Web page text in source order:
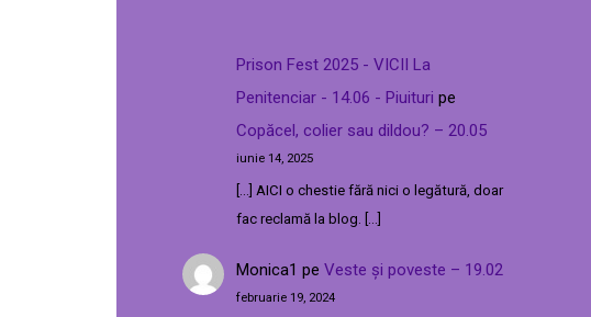
Prison Fest 2025 - VICII La
Penitenciar - 14.06 - Piuituri pe
Copăcel, colier sau dildou? – 20.05
iunie 14, 2025
[…] AICI o chestie fără nici o legătură, doar
fac reclamă la blog. […]
Monica1 pe Veste și poveste – 19.02
februarie 19, 2024